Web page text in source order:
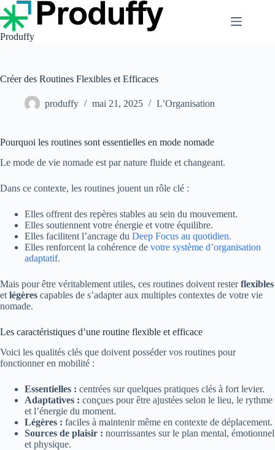
Passer
au
contenu
Produffy
Créer des Routines Flexibles et Efficaces
produffy mai 21, 2025 L’Organisation
Pourquoi les routines sont essentielles en mode nomade
Le mode de vie nomade est par nature fluide et changeant.
Dans ce contexte, les routines jouent un rôle clé :
Elles offrent des repères stables au sein du mouvement.
Elles soutiennent votre énergie et votre équilibre.
Elles facilitent l’ancrage du Deep Focus au quotidien.
Elles renforcent la cohérence de votre système d’organisation
adaptatif.
Mais pour être véritablement utiles, ces routines doivent resterflexibles
et légères capables de s’adapter aux multiples contextes de votre vie
nomade.
Les caractéristiques d’une routine flexible et efficace
Voici les qualités clés que doivent posséder vos routines pour
fonctionner en mobilité :
Essentielles : centrées sur quelques pratiques clés à fort levier.
Adaptatives : conçues pour être ajustées selon le lieu, le rythme
et l’énergie du moment.
Légères : faciles à maintenir même en contexte de déplacement.
Sources de plaisir : nourrissantes sur le plan mental, émotionnel
et physique.